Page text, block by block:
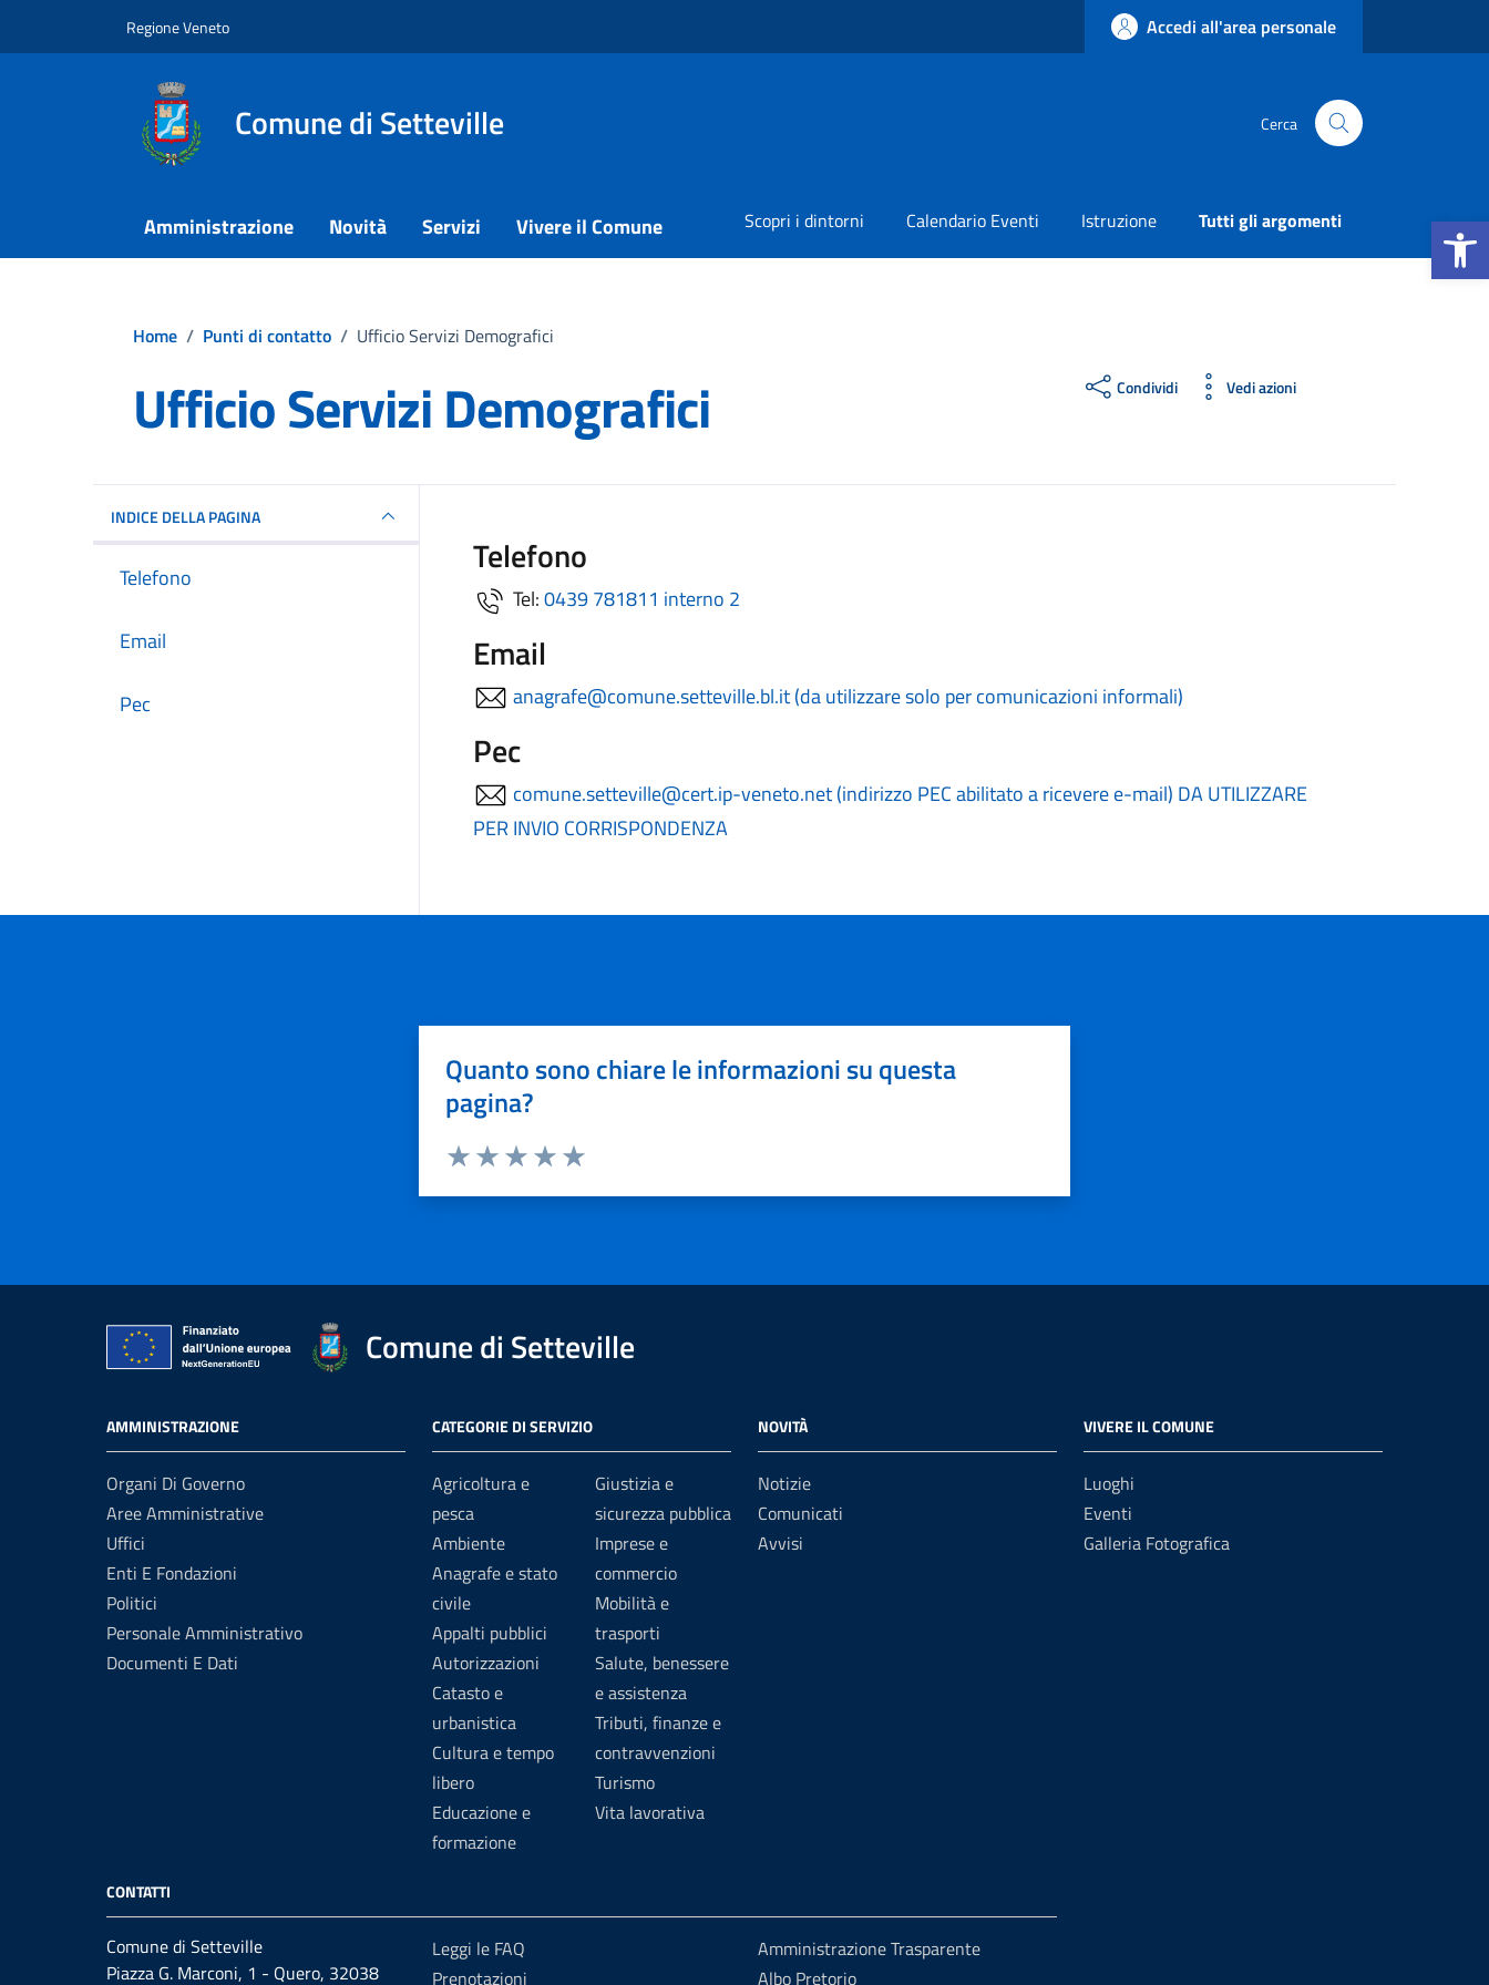
Apri la
Regione Veneto Accedi all'area personale
Comune di Setteville Cerca
Amministrazione Novità Servizi Vivere il Comune Scopri i dintorni Calendario Eventi Istruzione Tutti gli argomenti
Home / Punti di contatto / Ufficio Servizi Demografici
Ufficio Servizi Demografici Condividi Vedi azioni
INDICE DELLA PAGINA
Telefono
Email
Pec
Telefono
Tel:0439 781811 interno 2
Email
anagrafe@comune.setteville.bl.it (da utilizzare solo per comunicazioni informali)
Pec
comune.setteville@cert.ip-veneto.net (indirizzo PEC abilitato a ricevere e-mail) DA UTILIZZARE
PER INVIO CORRISPONDENZA
Quanto sono chiare le informazioni su questa
pagina?
Comune di Setteville
AMMINISTRAZIONE
Organi Di Governo
Aree Amministrative
Uffici
Enti E Fondazioni
Politici
Personale Amministrativo
Documenti E Dati
CATEGORIE DI SERVIZIO
Agricoltura e
pesca
Ambiente
Anagrafe e stato
civile
Appalti pubblici
Autorizzazioni
Catasto e
urbanistica
Cultura e tempo
libero
Educazione e
formazione
Giustizia e
sicurezza pubblica
Imprese e
commercio
Mobilità e
trasporti
Salute, benessere
e assistenza
Tributi, finanze e
contravvenzioni
Turismo
Vita lavorativa
NOVITÀ
Notizie
Comunicati
Avvisi
VIVERE IL COMUNE
Luoghi
Eventi
Galleria Fotografica
CONTATTI
Comune di Setteville
Piazza G. Marconi, 1 - Quero, 32038
Leggi le FAQ
Prenotazioni
Amministrazione Trasparente
Albo Pretorio